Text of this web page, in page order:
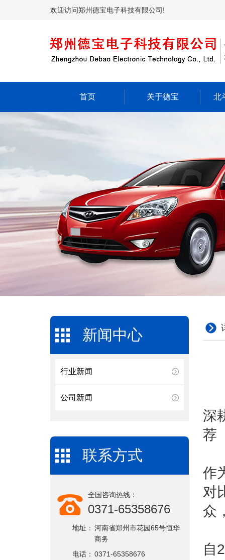
欢迎访问郑州德宝电子科技有限公司!
首页 关于德宝 北
新闻中心
行业新闻
公司新闻
联系方式
全国咨询热线：
0371-65358676
地址： 河南省郑州市花园65号恒华
商务
电话： 0371-65358676
深
荐
作
对
众
自